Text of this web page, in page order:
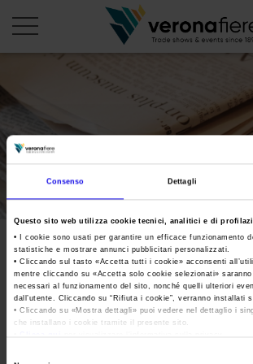
Consenso Dettagli
Questo sito web utilizza cookie tecnici, analitici e di
• I cookie sono usati per garantire un efficace funzionamento
statistiche e mostrare annunci pubblicitari personalizzati.
• Cliccando sul tasto «Accetta tutti i cookie» acconsenti
mentre cliccando su «Accetta solo cookie selezionati»
necessari al funzionamento del sito, nonché quelli ulteriori
dall’utente. Cliccando su “ Rifiuta i cookie”, verranno installati
• Cliccando su «Mostra dettagli» puoi vedere nel dettaglio i
che installano i cookie tramite il presente sito.
PROFILO AZIENDALE
Statuto
Consiglio di Amministrazione
Collegio Sindacale
Struttura organizzativa
Gruppo Veronafiere
LE NOSTRE FIERE
Calendario Italia 2026
Calendario Italia 2027 – Primo semestre
Calendario Estero 2027 – Primo semestre
I nostri prodotti in Italia
Organizza una Fiera
Mappa e Servizi in quartiere
Una fiera, la sua città. Perché Verona
AREA STAMPA
Cartella stampa
Comunicati Stampa
Galleria fotografica
Richiesta accredito
L’Ufficio Stampa di Veronafiere è